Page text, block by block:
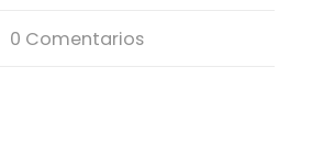
0 Comentarios